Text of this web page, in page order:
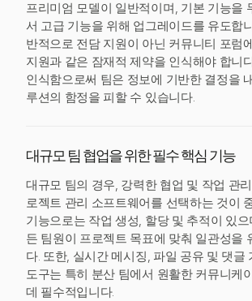
프리미엄 모델이 일반적이며, 기본 기능을
서 고급 기능을 위해 업그레이드를 유도합
반적으로 전담 지원이 아닌 커뮤니티 포럼
지원과 같은 잠재적 제약을 인식해야 합니
인식함으로써 팀은 정보에 기반한 결정을
루션의 함정을 피할 수 있습니다.
대규모 팀 협업을 위한 필수 핵심 기능
대규모 팀의 경우, 강력한 협업 및 작업 관
로젝트 관리 소프트웨어를 선택하는 것이
기능으로는 작업 생성, 할당 및 추적이 있
든 팀원이 프로젝트 목표에 맞춰 일관성을
다. 또한, 실시간 메시징, 파일 공유 및 댓글
도구는 특히 분산 팀에서 원활한 커뮤니케
데 필수적입니다.